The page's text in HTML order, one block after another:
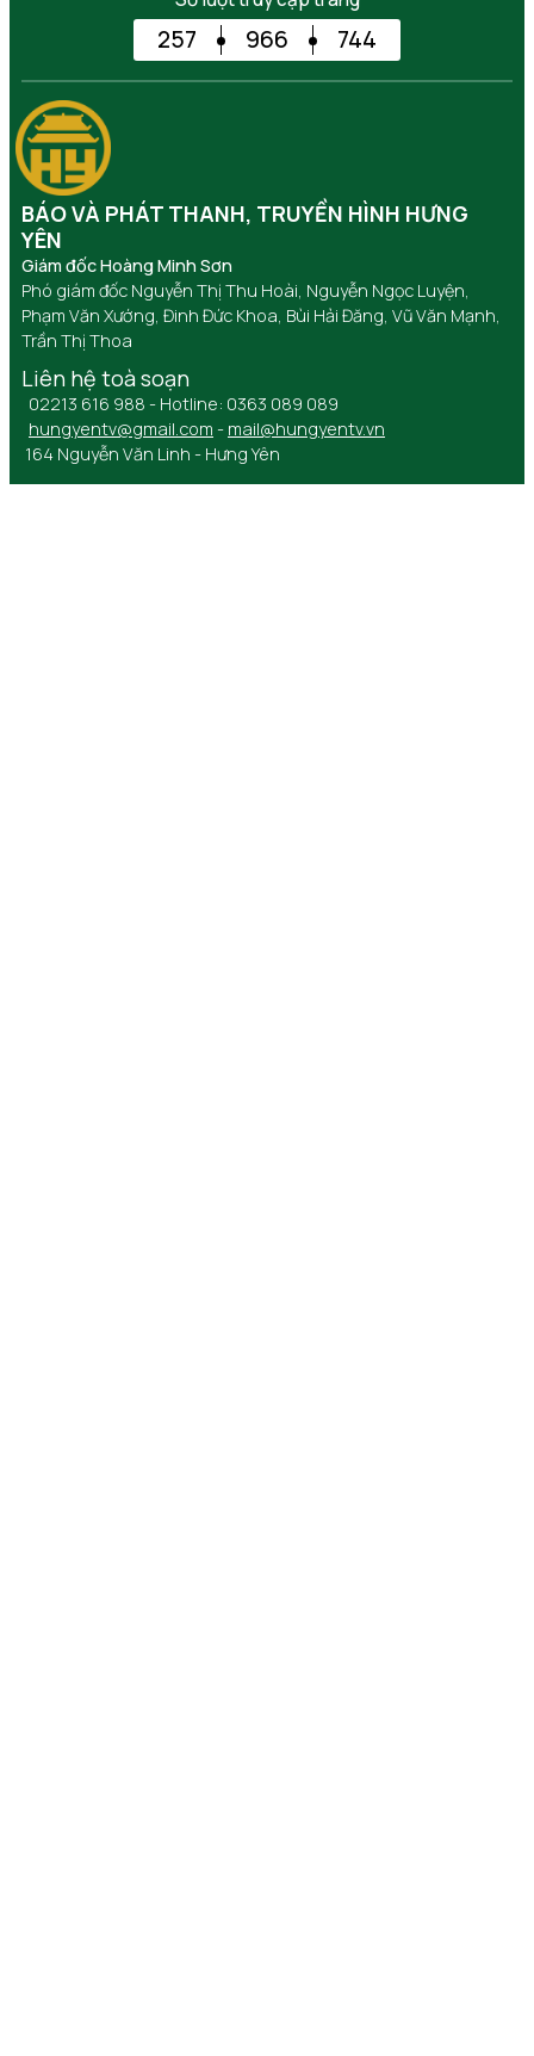
257 966 744
BÁO VÀ PHÁT THANH, TRUYỀN HÌNH HƯNG
YÊN
Giám đốc Hoàng Minh Sơn
Phó giám đốc Nguyễn Thị Thu Hoài, Nguyễn Ngọc Luyện,
Phạm Văn Xướng, Đinh Đức Khoa, Bùi Hải Đăng, Vũ Văn Mạnh,
Trần Thị Thoa
Liên hệ toà soạn
02213 616 988 - Hotline: 0363 089 089
hungyentv@gmail.com - mail@hungyentv.vn
164 Nguyễn Văn Linh - Hưng Yên